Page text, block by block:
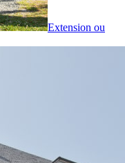
Extension ou